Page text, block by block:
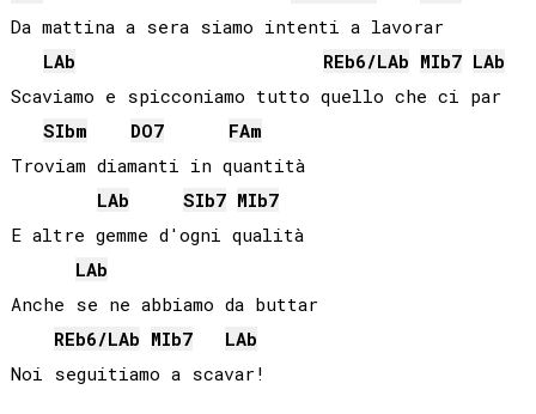
Da mattina a sera siamo intenti a lavorar
LAb
REb6/LAb MIb7 LAb
Scaviamo e spicconiamo tutto quello che ci par
SIbm DO7 FAm
Troviam diamanti in quantità
LAb
SIb7 MIb7
E altre gemme d'ogni qualità
LAb
Anche se ne abbiamo da buttar
REb6/LAb MIb7
LAb
Noi seguitiamo a scavar!